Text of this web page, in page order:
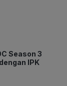
Season 3
IPK